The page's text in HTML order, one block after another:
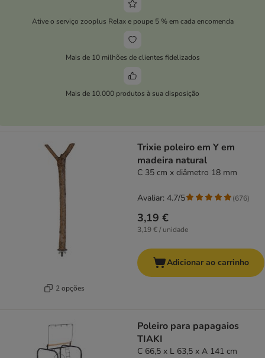
Ative o serviço zooplus Relax e poupe 5 % em cada encomenda
Mais de 10 milhões de clientes fidelizados
Mais de 10.000 produtos à sua disposição
2 opções
Trixie poleiro em Y em
madeira natural
C 35 cm x diâmetro 18 mm
3,19 €
3,19 € / unidade
Avaliar: 4.7/5 (676)
Adicionar ao carrinho
Poleiro para papagaios
TIAKI
C 66,5 x L 63,5 x A 141 cm